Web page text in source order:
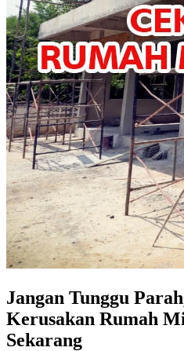
Jangan Tunggu
Kerusakan Rumah
Sekarang